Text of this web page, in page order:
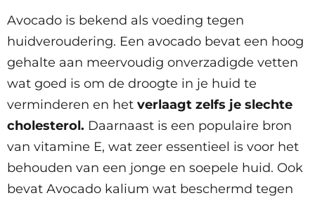
Avocado is bekend als voeding tegen
huidveroudering. Een avocado bevat een hoog
gehalte aan meervoudig onverzadigde vetten
wat goed is om de droogte in je huid te
verminderen en het verlaagt zelfs je slechte
cholesterol. Daarnaast is een populaire bron
van vitamine E, wat zeer essentieel is voor het
behouden van een jonge en soepele huid. Ook
bevat Avocado kalium wat beschermd tegen